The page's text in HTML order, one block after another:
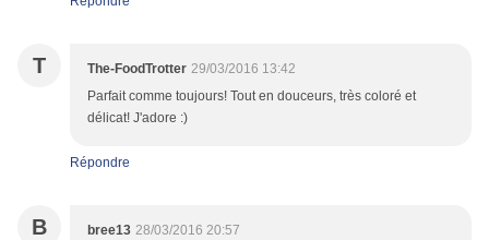
T The-FoodTrotter 29/03/2016 13:42
Parfait comme toujours! Tout en douceurs, très coloré et
délicat! J'adore :)
Répondre
B bree13 28/03/2016 20:57